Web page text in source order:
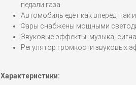
педали газа
Автомобиль едет как вперед, так
Фары снабжены мощными
Звуковые эффекты: музыка,
Регулятор громкости звуковых
Характеристики: